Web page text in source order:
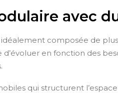
avec
composée de
d’évoluer en fonction des
qui structurent